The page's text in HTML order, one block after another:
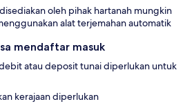
oleh pihak hartanah mungkin
alat terjemahan automatik
mendaftar masuk
atau deposit tunai diperlukan untuk
kerajaan diperlukan